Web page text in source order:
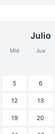
Julio
Mié Jue
5 6
12 13
19 20